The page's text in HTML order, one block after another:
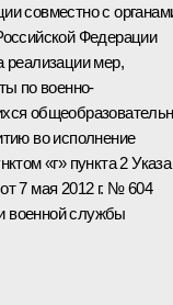
совместно с
Федерации
реализации мер,
по военно-
во исполнение
«г» пункта 2 Указа
7 мая 2012 г. № 604
военной службы